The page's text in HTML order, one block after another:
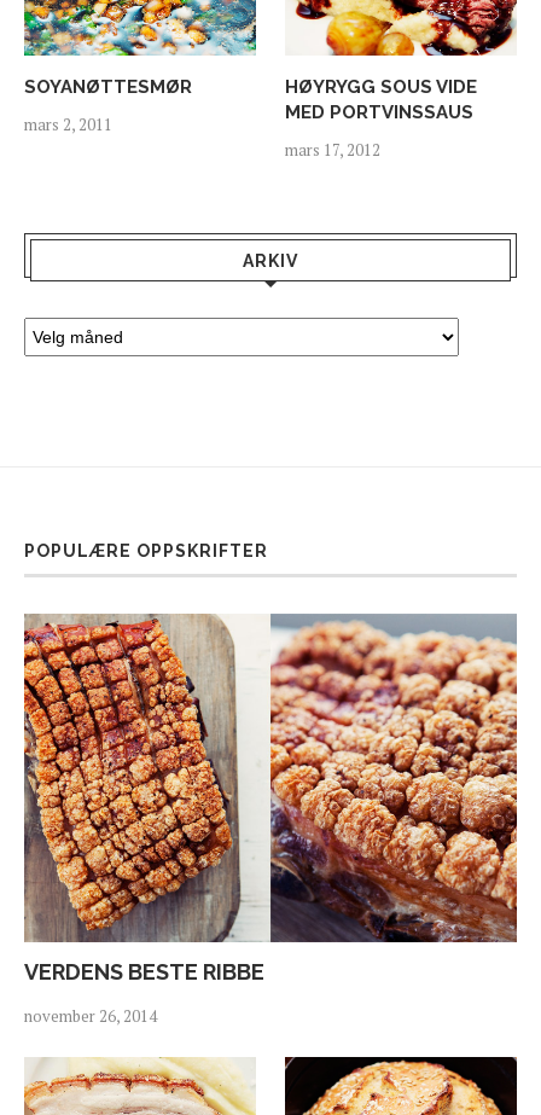
SOYANØTTESMØR
mars 2, 2011
HØYRYGG SOUS VIDE
MED PORTVINSSAUS
mars 17, 2012
ARKIV
POPULÆRE OPPSKRIFTER
VERDENS BESTE RIBBE
november 26, 2014